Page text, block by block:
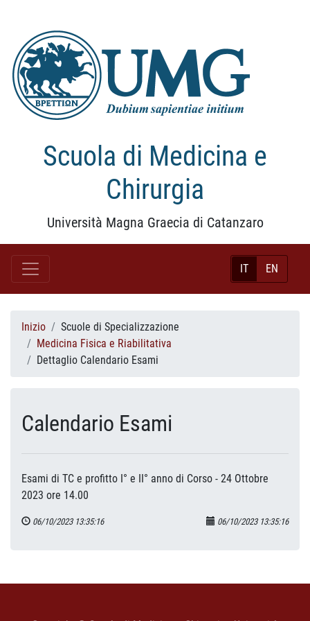
Scuola di Medicina e
Chirurgia
Università Magna Graecia di Catanzaro
IT EN
Inizio
Scuole di Specializzazione
Medicina Fisica e Riabilitativa
Dettaglio Calendario Esami
Calendario Esami
Esami di TC e profitto I° e II° anno di Corso - 24 Ottobre
2023 ore 14.00
06/10/2023 13:35:16 06/10/2023 13:35:16